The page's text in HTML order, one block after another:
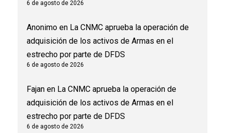
6 de agosto de 2026
Anonimo en La CNMC aprueba la operación de
adquisición de los activos de Armas en el
estrecho por parte de DFDS
6 de agosto de 2026
Fajan en La CNMC aprueba la operación de
adquisición de los activos de Armas en el
estrecho por parte de DFDS
6 de agosto de 2026